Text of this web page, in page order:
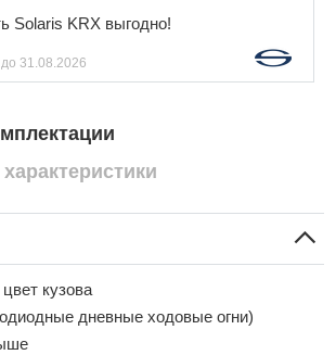
Solaris KRX выгодно!
до 31.08.2026
кузова
дневные ходовые огни)